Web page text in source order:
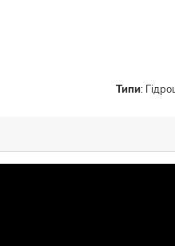
Типи: